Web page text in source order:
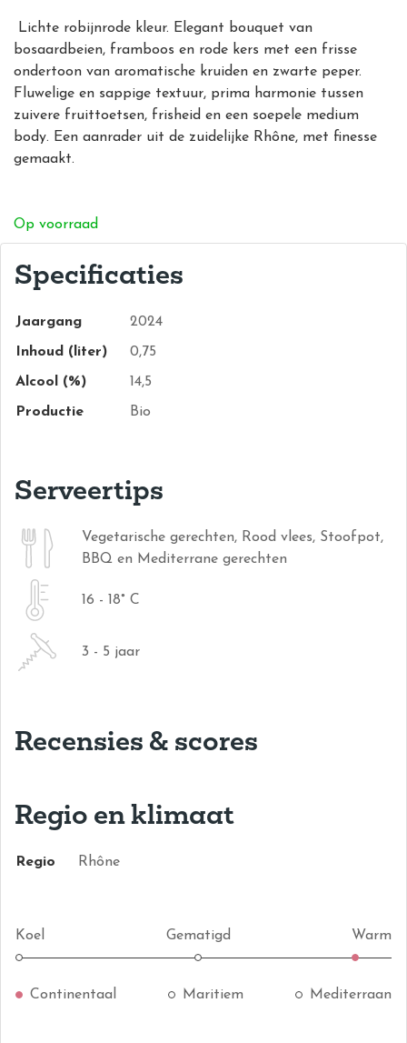
Lichte robijnrode kleur. Elegant bouquet van
bosaardbeien, framboos en rode kers met een frisse
ondertoon van aromatische kruiden en zwarte peper.
Fluwelige en sappige textuur, prima harmonie tussen
zuivere fruittoetsen, frisheid en een soepele medium
body. Een aanrader uit de zuidelijke Rhône, met finesse
gemaakt.
Op voorraad
Specificaties
Jaargang 2024
Inhoud (liter) 0,75
Alcool (%) 14,5
Productie Bio
Serveertips
Vegetarische gerechten, Rood vlees, Stoofpot,
BBQ en Mediterrane gerechten
16 - 18° C
3 - 5 jaar
Recensies & scores
Regio en klimaat
Regio Rhône
Koel Gematigd Warm
Continentaal Maritiem Mediterraan